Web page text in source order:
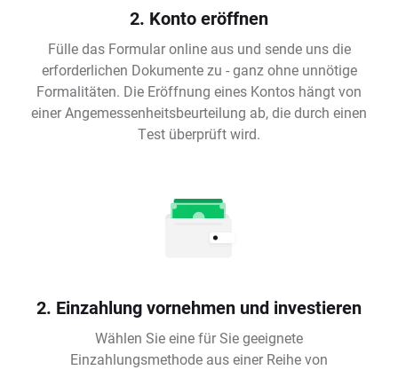
2. Konto eröffnen
Fülle das Formular online aus und sende uns die
erforderlichen Dokumente zu - ganz ohne unnötige
Formalitäten. Die Eröffnung eines Kontos hängt von
einer Angemessenheitsbeurteilung ab, die durch einen
Test überprüft wird.
2. Einzahlung vornehmen und investieren
Wählen Sie eine für Sie geeignete
Einzahlungsmethode aus einer Reihe von